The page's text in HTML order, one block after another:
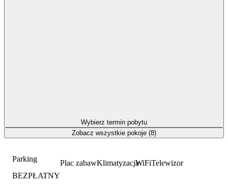
Parking
BEZPŁATNY
Plac zabawKlimatyzacjaWiFiTelewizor
Wybierz termin pobytu
Zobacz wszystkie pokoje (8)